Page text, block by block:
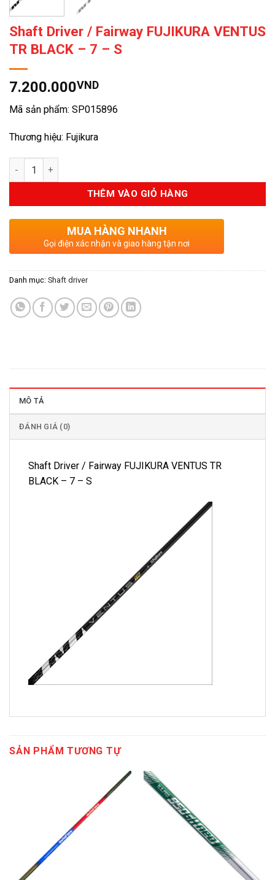
Shaft Driver / Fairway FUJIKURA VENTUS
TR BLACK – 7 – S
7.200.000VND
Mã sản phẩm: SP015896
Thương hiệu: Fujikura
Số lượng
THÊM VÀO GIỎ HÀNG
MUA HÀNG NHANH
Gọi điện xác nhận và giao hàng tận nơi
Danh mục: Shaft driver
MÔ TẢ
ĐÁNH GIÁ (0)
Shaft Driver / Fairway FUJIKURA VENTUS TR
BLACK – 7 – S
SẢN PHẨM TƯƠNG TỰ